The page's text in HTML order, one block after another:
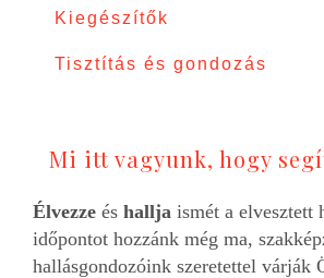
Kiegészítők
Tisztítás és gondozás
Mi itt vagyunk, hogy
Élvezze és hallja ismét a elvesztett
időpontot hozzánk még ma,
hallásgondozóink szeretettel várják